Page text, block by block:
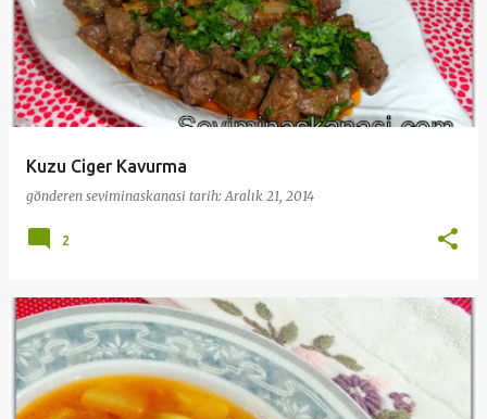
Kuzu Ciger Kavurma
gönderen seviminaskanasi tarih:Aralık 21, 2014
2